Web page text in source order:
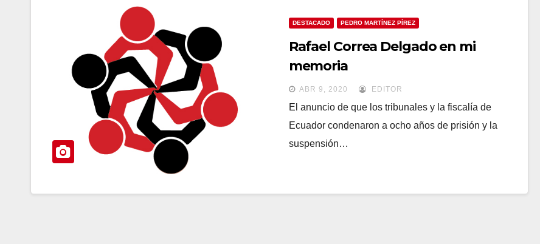
DESTACADO PEDRO MARTÍNEZ PÍREZ
Rafael Correa Delgado en mi
memoria
ABR 9, 2020 EDITOR
El anuncio de que los tribunales y la fiscalía de
Ecuador condenaron a ocho años de prisión y la
suspensión…